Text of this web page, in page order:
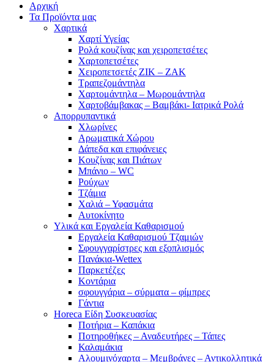
Αρχική
Τα Προϊόντα μας
Χαρτικά
Χαρτί Υγείας
Ρολά κουζίνας και χειροπετσέτες
Χαρτοπετσέτες
Χειροπετσετές ΖΙΚ – ΖΑΚ
Τραπεζομάντηλα
Χαρτομάντηλα – Μωρομάντηλα
Χαρτοβάμβακας – Βαμβάκι- Ιατρικά Ρολά
Απορρυπαντικά
Χλωρίνες
Αρωματικά Χώρου
Δάπεδα και επιφάνειες
Κουζίνας και Πιάτων
Μπάνιο – WC
Ρούχων
Τζάμια
Χαλιά – Υφασμάτα
Αυτοκίνητο
Υλικά και Εργαλεία Καθαρισμού
Εργαλεία Καθαρισμού Τζαμιών
Σφουγγαρίστρες και εξοπλισμός
Πανάκια-Wettex
Παρκετέζες
Κοντάρια
σφουγγάρια – σύρματα – φίμπρες
Γάντια
Horeca Είδη Συσκευασίας
Ποτήρια – Καπάκια
Ποτηροθήκες – Αναδευτήρες – Τάπες
Καλαμάκια
Αλουμινόχαρτα – Μεμβράνες – Αντικολλητικά